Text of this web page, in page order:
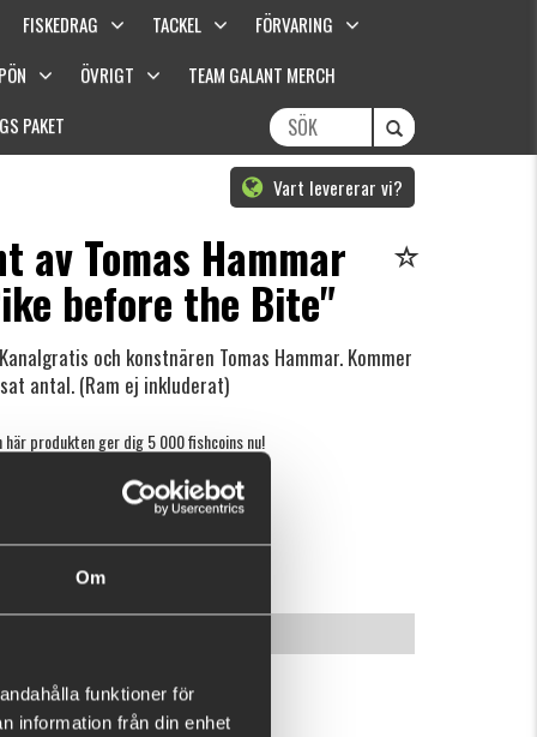
Om
funktioner för
information från din enhet
FISKEDRAG TACKEL
FÖRVARING
ÖVRIGT
TEAM GALANT MERCH
PAKET
Vart levererar vi?
av Tomas Hammar
before the Bite"
och konstnären Tomas Hammar. Kommer
antal. (Ram ej inkluderat)
här produkten ger dig 5 000 fishcoins nu!
KÖP
OK